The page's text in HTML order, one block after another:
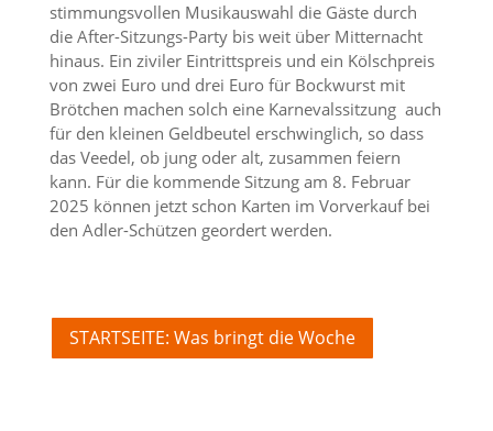
stimmungsvollen Musikauswahl die Gäste durch
die After-Sitzungs-Party bis weit über Mitternacht
hinaus. Ein ziviler Eintrittspreis und ein Kölschpreis
von zwei Euro und drei Euro für Bockwurst mit
Brötchen machen solch eine Karnevalssitzung auch
für den kleinen Geldbeutel erschwinglich, so dass
das Veedel, ob jung oder alt, zusammen feiern
kann. Für die kommende Sitzung am 8. Februar
2025 können jetzt schon Karten im Vorverkauf bei
den Adler-Schützen geordert werden.
STARTSEITE: Was bringt die Woche